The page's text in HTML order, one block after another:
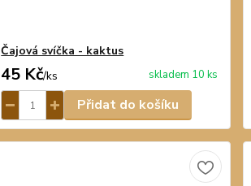
Čajová svíčka - kaktus
45 Kč/ks skladem 10 ks
Přidat do košíku